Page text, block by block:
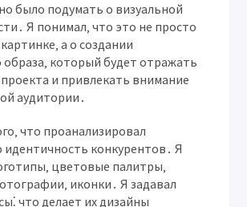
было подумать о визуальной
Я понимал‚ что это не просто
а о создании
образа‚ который будет отражать
и привлекать внимание
аудитории․
что проанализировал
идентичность конкурентов․ Я
цветовые палитры‚
иконки․ Я задавал
что делает их дизайны